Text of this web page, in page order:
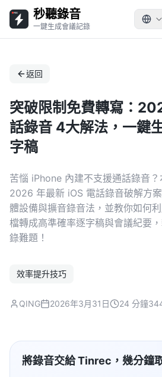
秒聽錄音
一鍵生成會議記錄
返回
突破限制免費轉寫：
話錄音 4大解法，一鍵
字稿
苦惱 iPhone 內建不支援通話錄音
2026 年最新 iOS 電話錄音破解方
體設備與擴音錄音法，並教你如何
檔轉成高準確率逐字稿與會議紀要
錄難題！
效率提升技巧
QING 2026年3月31日 24 分鐘
將錄音交給 Tinrec，幾分鐘